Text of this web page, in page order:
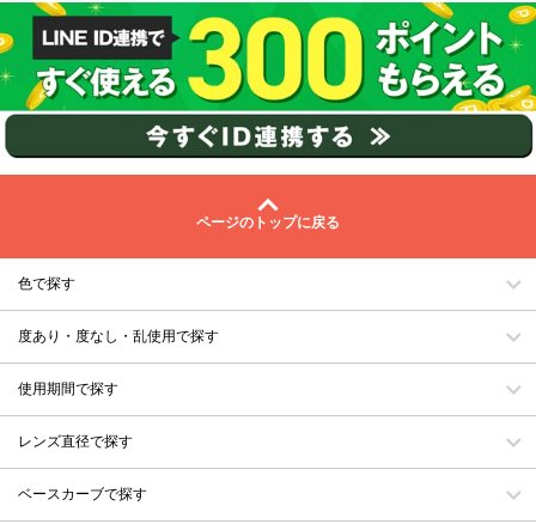
ページのトップに戻る
色で探す
度あり・度なし・乱使用で探す
使用期間で探す
レンズ直径で探す
ベースカーブで探す